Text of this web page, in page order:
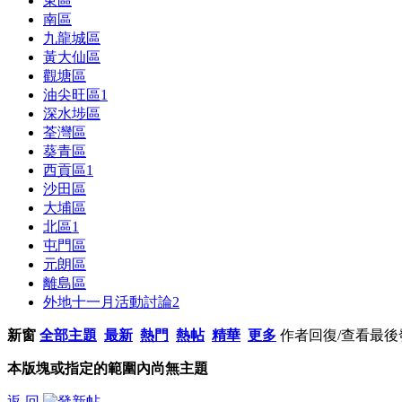
南區
九龍城區
黃大仙區
觀塘區
油尖旺區1
深水埗區
荃灣區
葵青區
西貢區1
沙田區
大埔區
北區1
屯門區
元朗區
離島區
外地十一月活動討論2
新窗 全部主題 最新 熱門 熱帖 精華 更多 作者回復/查看最後
本版塊或指定的範圍內尚無主題